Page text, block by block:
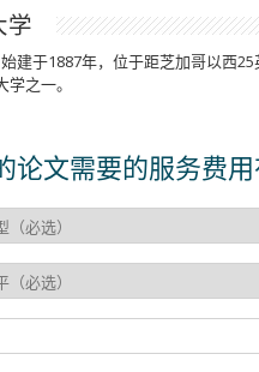
学
于1887年，位于距芝加哥以西
之一。
论文需要的服务费用